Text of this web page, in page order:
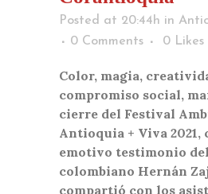
Posted at 20:44h in
0 Comments
0 Likes
Color, magia,
compromiso social,
cierre del Festival
Antioquia + Viva 2021,
emotivo testimonio
colombiano Hernán
compartió con los